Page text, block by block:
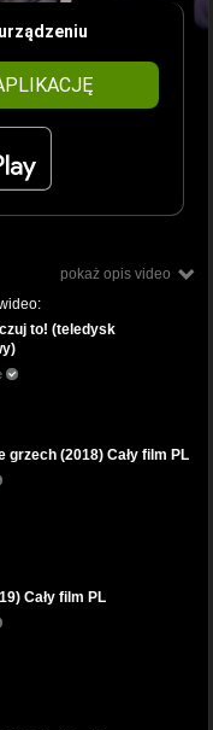
pokaż opis video
to! (teledysk
grzech (2018) Cały film PL
Cały film PL